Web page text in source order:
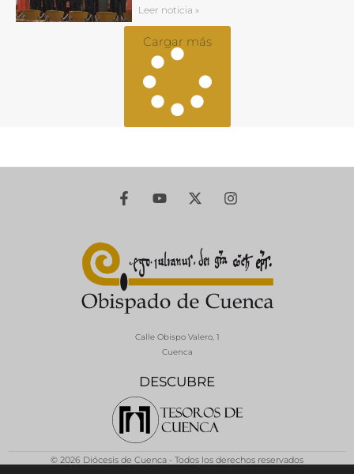
Leer noticia »
Cargar más
DESCUBRE
Calle Obispo Valero, 1
Cuenca
© 2026 Diócesis de Cuenca - Todos los derechos reservados